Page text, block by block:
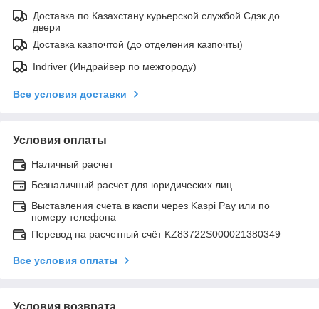
Доставка по Казахстану курьерской службой Сдэк до
двери
Доставка казпочтой (до отделения казпочты)
Indriver (Индрайвер по межгороду)
Все условия доставки
Условия оплаты
Наличный расчет
Безналичный расчет для юридических лиц
Выставления счета в каспи через Kaspi Pay или по
номеру телефона
Перевод на расчетный счёт KZ83722S000021380349
Все условия оплаты
Условия возврата